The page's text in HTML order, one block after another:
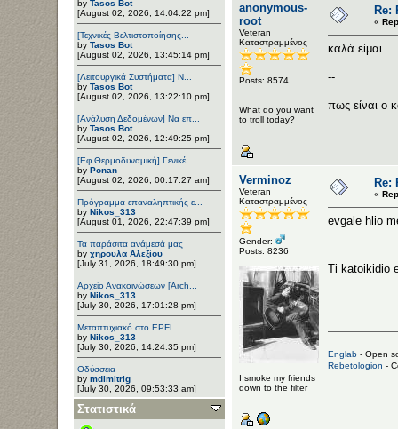
by Tasos Bot
[August 02, 2026, 14:04:22 pm]
[Τεχνικές Βελτιστοποίησης...
by Tasos Bot
[August 02, 2026, 13:45:14 pm]
[Λειτουργικά Συστήματα] Ν...
by Tasos Bot
[August 02, 2026, 13:22:10 pm]
[Ανάλυση Δεδομένων] Να επ...
by Tasos Bot
[August 02, 2026, 12:49:25 pm]
[Εφ.Θερμοδυναμική] Γενικέ...
by Ponan
[August 02, 2026, 00:17:27 am]
Πρόγραμμα επαναληπτικής ε...
by Nikos_313
[August 01, 2026, 22:47:39 pm]
Τα παράσιτα ανάμεσά μας
by χηρουλα Αλεξίου
[July 31, 2026, 18:49:30 pm]
Αρχείο Ανακοινώσεων [Arch...
by Nikos_313
[July 30, 2026, 17:01:28 pm]
Μεταπτυχιακό στο EPFL
by Nikos_313
[July 30, 2026, 14:24:35 pm]
Οδύσσεια
by mdimitrig
[July 30, 2026, 09:53:33 am]
Στατιστικά
anonymous-
root
Veteran
Καταστραμμένος
Posts: 8574
What do you want
to troll today?
Re:
«
καλά είμαι.
--
πως είναι ο
Verminoz
Veteran
Καταστραμμένος
Gender:
Posts: 8236
I smoke my friends
down to the filter
Re:
«
evgale hlio
Ti katoikidio
Englab - Open
Rebetologion -